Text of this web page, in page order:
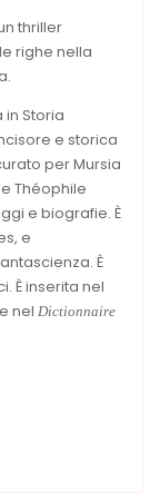
thriller
righe nella
in Storia
e storica
per Mursia
Théophile
e biografie. È
e
È
È inserita nel
e nel Dictionnaire